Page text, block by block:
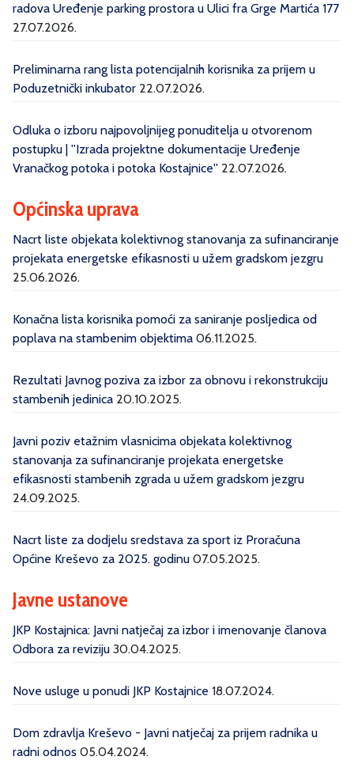
radova Uređenje parking prostora u Ulici fra Grge Martića 177
27.07.2026.
Preliminarna rang lista potencijalnih korisnika za prijem u
Poduzetnički inkubator 22.07.2026.
Odluka o izboru najpovoljnijeg ponuditelja u otvorenom
postupku | ''Izrada projektne dokumentacije Uređenje
Vranačkog potoka i potoka Kostajnice'' 22.07.2026.
Općinska uprava
Nacrt liste objekata kolektivnog stanovanja za sufinanciranje
projekata energetske efikasnosti u užem gradskom jezgru
25.06.2026.
Konačna lista korisnika pomoći za saniranje posljedica od
poplava na stambenim objektima 06.11.2025.
Rezultati Javnog poziva za izbor za obnovu i rekonstrukciju
stambenih jedinica 20.10.2025.
Javni poziv etažnim vlasnicima objekata kolektivnog
stanovanja za sufinanciranje projekata energetske
efikasnosti stambenih zgrada u užem gradskom jezgru
24.09.2025.
Nacrt liste za dodjelu sredstava za sport iz Proračuna
Općine Kreševo za 2025. godinu 07.05.2025.
Javne ustanove
JKP Kostajnica: Javni natječaj za izbor i imenovanje članova
Odbora za reviziju 30.04.2025.
Nove usluge u ponudi JKP Kostajnice 18.07.2024.
Dom zdravlja Kreševo - Javni natječaj za prijem radnika u
radni odnos 05.04.2024.